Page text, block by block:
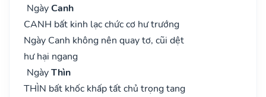
NgàyCanh
CANH bất kinh lạc chức cơ hư trướng
Ngày Canh không nên quay tơ, cũi dệt
hư hại ngang
NgàyThìn
THÌN bất khốc khấp tất chủ trọng tang